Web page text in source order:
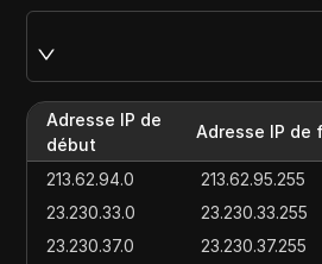
Adresse IP de
début
Adresse IP de
213.62.94.0 213.62.95.255
23.230.33.0
23.230.33.255
23.230.37.0
23.230.37.255